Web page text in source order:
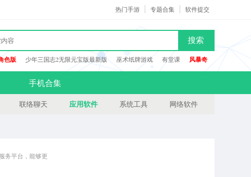
软件提交
专题合集
热门手游
搜索
色版 少年三国志2无限元宝版最新版 巫术纸牌游戏 有堂课
风暴奇
手机合集
联络聊天 应用软件 系统工具 网络软件
务平台，能够更